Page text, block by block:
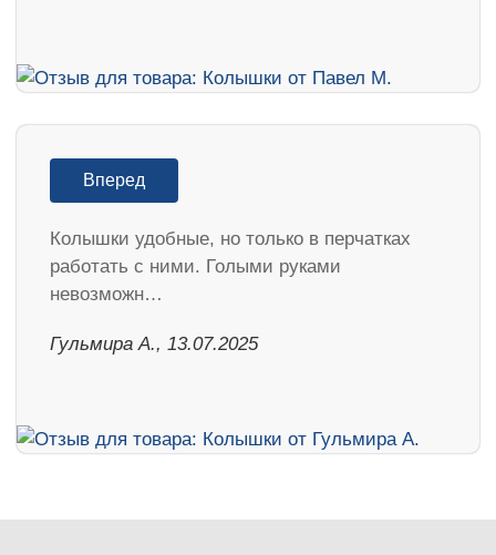
Вперед
Колышки удобные, но только в перчатках
работать с ними. Голыми руками
невозможн…
Гульмира А., 13.07.2025